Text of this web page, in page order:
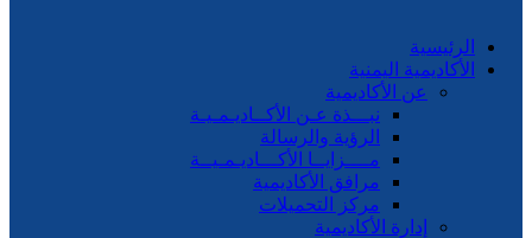
اليمنية
عن الأكاديمية
نبـــذة عـن الأكــاديـمـيـة
الرؤية والرسالة
مــــزايــا الأكـــاديـمـيــة
مرافق الأكاديمية
مركز التحميلات
إدارة الأكاديمية